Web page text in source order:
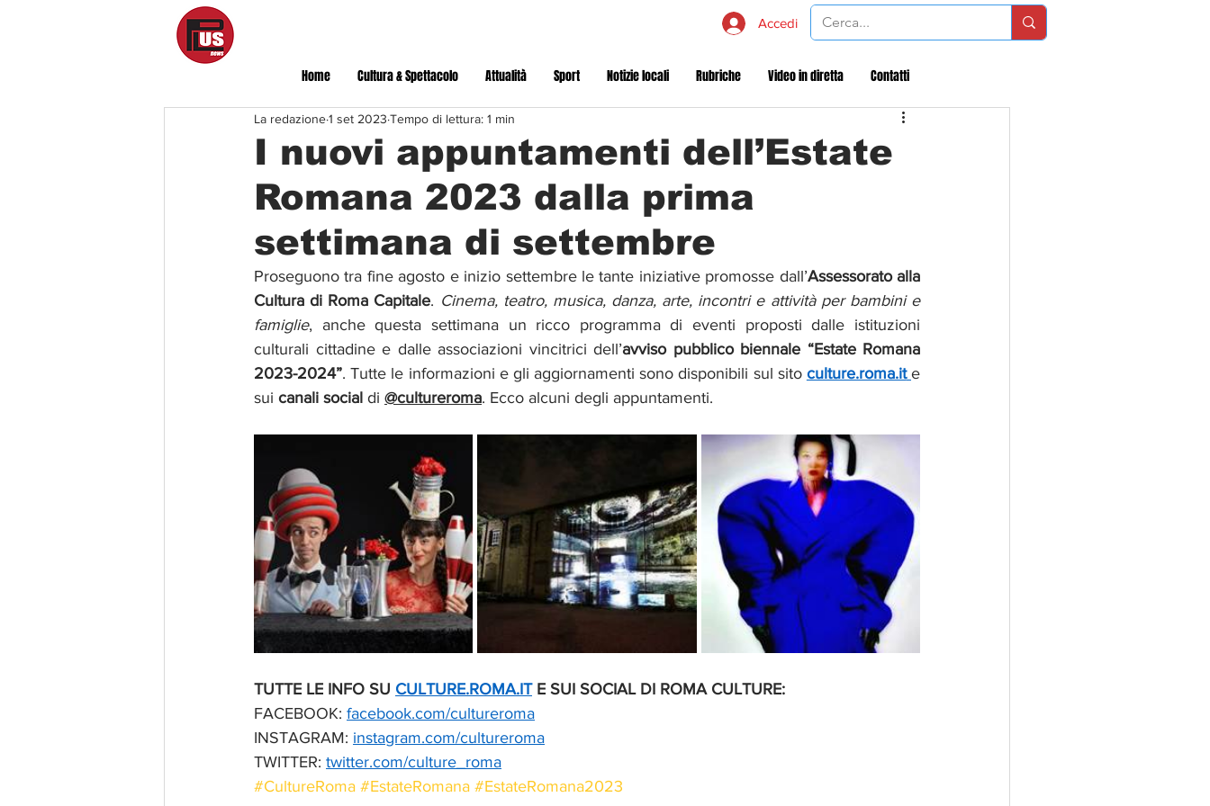
Accedi
Home Cultura & Spettacolo Attualità Sport Notizie locali Rubriche Video in diretta Contatti
I nuovi appuntamenti dell’Estate
Romana 2023 dalla prima
settimana di settembre
La redazione1 set 2023 Tempo di lettura: 1 min
Proseguono tra fine agosto e inizio settembre le tante iniziative promosse dall’Assessorato alla
Cultura di Roma Capitale. Cinema, teatro, musica, danza, arte, incontri e attività per bambini e
famiglie, anche questa settimana un ricco programma di eventi proposti dalle istituzioni
culturali cittadine e dalle associazioni vincitrici dell’avviso pubblico biennale “Estate Romana
2023-2024”. Tutte le informazioni e gli aggiornamenti sono disponibili sul sito culture.roma.it e
sui canali social di @cultureroma. Ecco alcuni degli appuntamenti.
TUTTE LE INFO SU CULTURE.ROMA.IT E SUI SOCIAL DI ROMA CULTURE:
FACEBOOK: facebook.com/cultureroma
INSTAGRAM: instagram.com/cultureroma
TWITTER: twitter.com/culture_roma
#CultureRoma #EstateRomana #EstateRomana2023